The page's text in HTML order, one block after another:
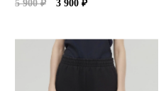
5 900 ₽
3 900 ₽